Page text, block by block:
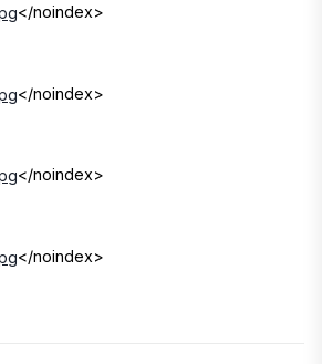
</noindex>
</noindex>
</noindex>
</noindex>